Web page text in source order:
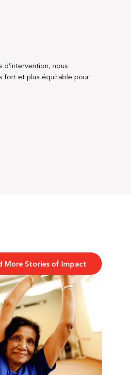
nous
fort et plus équitable pour
More Stories of Impact